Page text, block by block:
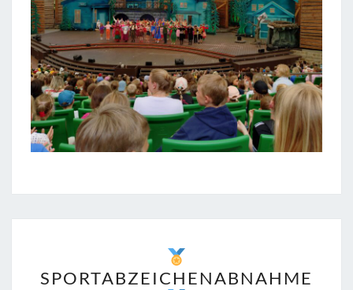
SPORTABZEICHENABNAHME